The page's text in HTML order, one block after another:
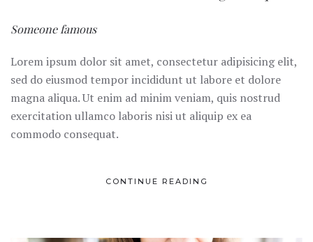
Someone famous
Lorem ipsum dolor sit amet, consectetur adipisicing elit,
sed do eiusmod tempor incididunt ut labore et dolore
magna aliqua. Ut enim ad minim veniam, quis nostrud
exercitation ullamco laboris nisi ut aliquip ex ea
commodo consequat.
CONTINUE READING